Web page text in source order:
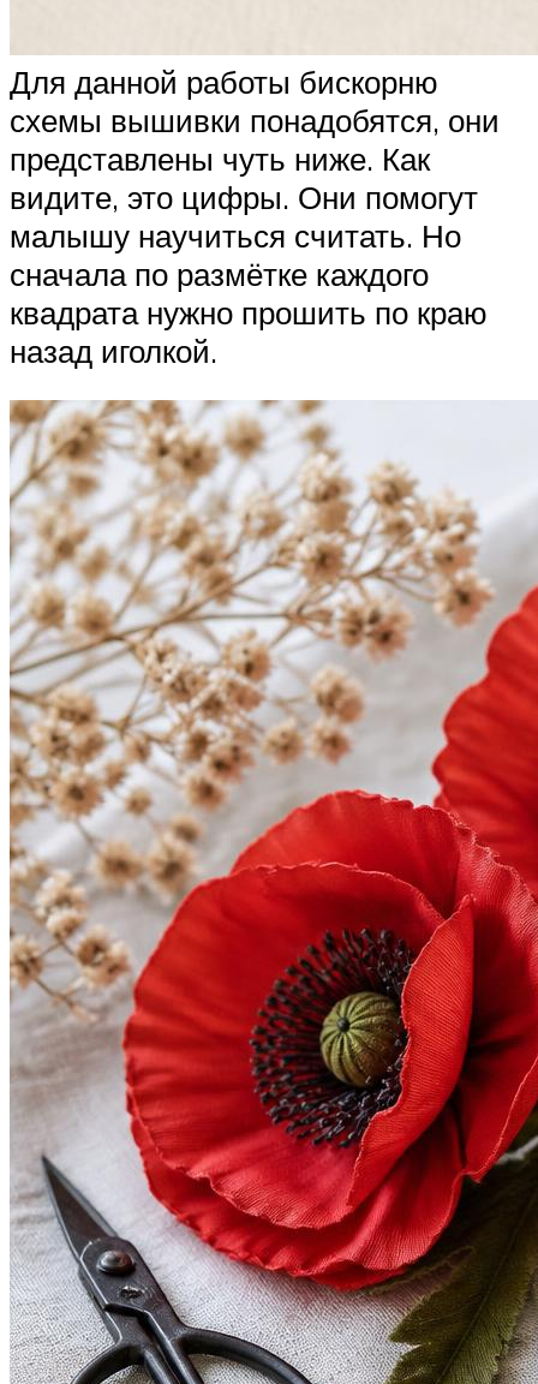
Для данной работы бискорню
схемы вышивки понадобятся, они
представлены чуть ниже. Как
видите, это цифры. Они помогут
малышу научиться считать. Но
сначала по размётке каждого
квадрата нужно прошить по краю
назад иголкой.